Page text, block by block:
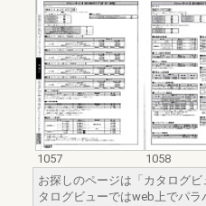
1057
1058
お探しのページは「カタログ
タログビューではweb上でパ